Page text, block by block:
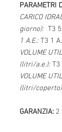
PARAMETRI
CARICO
giorno): T3
1 A.E.: T3 1
VOLUME
(litri/a.e.): T3
VOLUME
(litri/
GARANZIA: 2